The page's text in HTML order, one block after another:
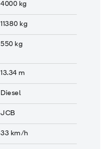
4000 kg
11380 kg
550 kg
13.34 m
Diesel
JCB
33 km/h